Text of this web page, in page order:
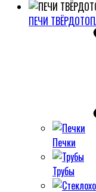
ПЕЧИ
Печки
Трубы